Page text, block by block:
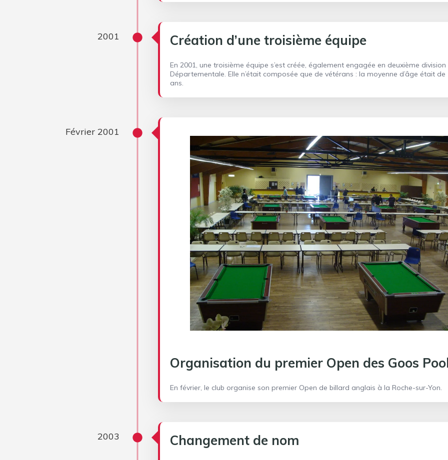
2001 Création d’une troisième équipe
En 2001, une troisième équipe s’est créée, également engagée en deuxième division
Départementale. Elle n’était composée que de vétérans : la moyenne d’âge était de
ans.
Février 2001
Organisation du premier Open des Goos
En février, le club organise son premier Open de billard anglais à la Roche-sur-Yon.
2003 Changement de nom